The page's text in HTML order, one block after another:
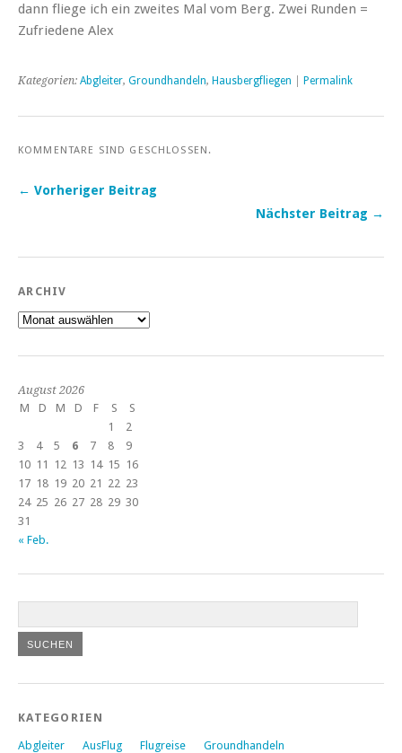
dann fliege ich ein zweites Mal vom Berg. Zwei Runden =
Zufriedene Alex
Kategorien: Abgleiter, Groundhandeln, Hausbergfliegen Permalink
KOMMENTARE SIND GESCHLOSSEN.
← Vorheriger Beitrag
Nächster Beitrag →
ARCHIV
Archiv
August 2026
M
D M D F S
S
1
2
3
4 5 6 7 8
9
10 11 12 13 14 15 16
17 18 19 20 21 22 23
24 25 26 27 28 29 30
31
« Feb.
KATEGORIEN
Abgleiter AusFlug Flugreise Groundhandeln